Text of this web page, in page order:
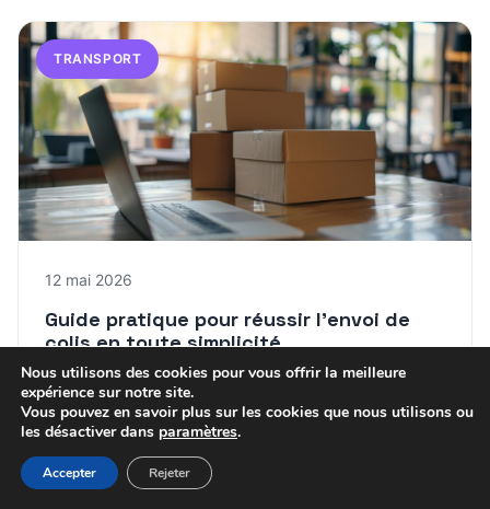
TRANSPORT
12 mai 2026
Guide pratique pour réussir l’envoi de
colis en toute simplicité
Marc
Nous utilisons des cookies pour vous offrir la meilleure
expérience sur notre site.
Vous pouvez en savoir plus sur les cookies que nous utilisons ou
les désactiver dans paramètres.
Accepter Rejeter